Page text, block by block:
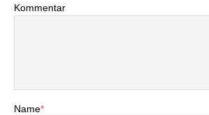
Kommentar
Name*